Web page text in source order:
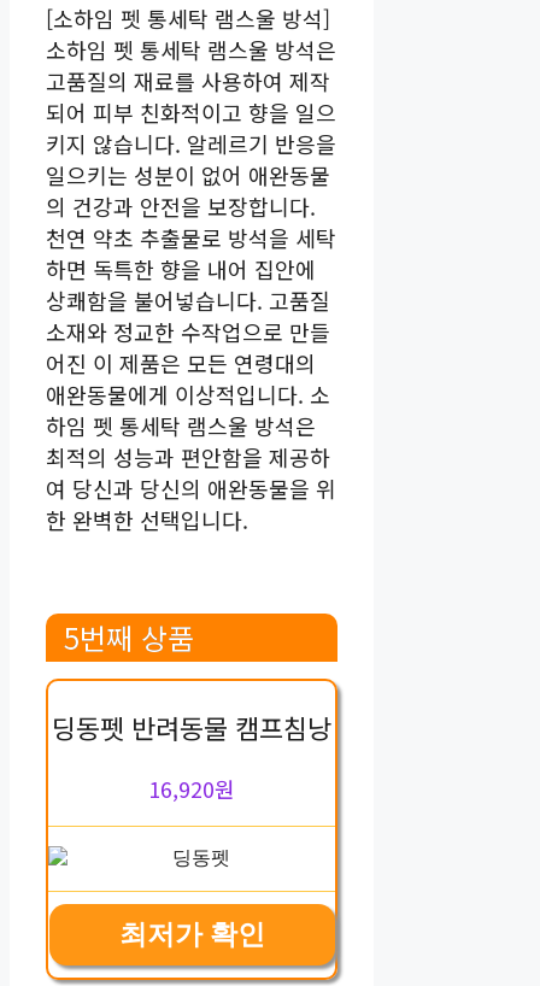
[소하임 펫 통세탁 램스울 방석]
소하임 펫 통세탁 램스울 방석은
고품질의 재료를 사용하여 제작
되어 피부 친화적이고 향을 일으
키지 않습니다. 알레르기 반응을
일으키는 성분이 없어 애완동물
의 건강과 안전을 보장합니다.
천연 약초 추출물로 방석을 세탁
하면 독특한 향을 내어 집안에
상쾌함을 불어넣습니다. 고품질
소재와 정교한 수작업으로 만들
어진 이 제품은 모든 연령대의
애완동물에게 이상적입니다. 소
하임 펫 통세탁 램스울 방석은
최적의 성능과 편안함을 제공하
여 당신과 당신의 애완동물을 위
한 완벽한 선택입니다.
5번째 상품
딩동펫 반려동물 캠프침낭
16,920원
최저가 확인